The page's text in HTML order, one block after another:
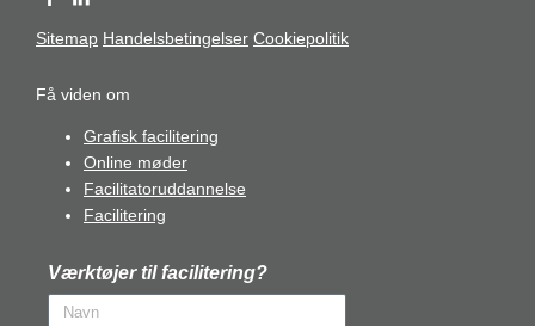
Sitemap Handelsbetingelser Cookiepolitik
Få viden om
Grafisk facilitering
Online møder
Facilitatoruddannelse
Facilitering
Værktøjer til facilitering?